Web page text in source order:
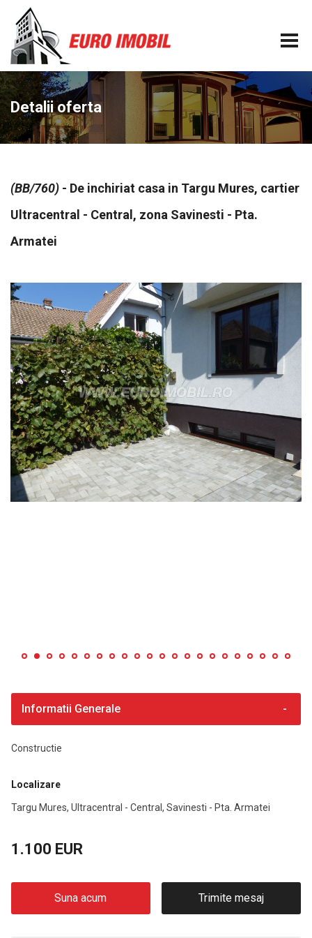
Detalii oferta
(BB/760) - De inchiriat casa in Targu Mures, cartier
Ultracentral - Central, zona Savinesti - Pta.
Armatei
Informatii Generale
Constructie
Localizare
Targu Mures, Ultracentral - Central, Savinesti - Pta. Armatei
1.100 EUR
Suna acum Trimite mesaj